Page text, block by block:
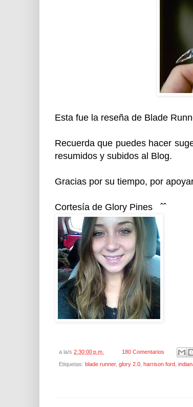
Esta fue la reseña de Blade
Recuerda que puedes hacer
resumidos y subidos al Blog.
Gracias por su tiempo, por
Cortesía de Glory Pines ˆˆ
a la/s 2:30:00 p.m. 180 Comentarios
Etiquetas: blade runner, glory 2.0 harrison ford